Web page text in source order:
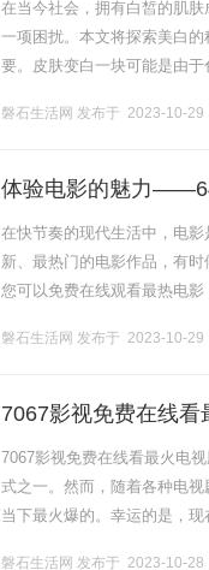
在当今社会，拥有白皙的肌
一项困扰。本文将探索美白
要。皮肤变白一块可能是由
一。因此，选.........
磐石生活网 发布于 2023-10-29
体验电影的魅力
在快节奏的现代生活中，电
新、最热门的电影作品，有
您可以免费在线观看最热电
电.........
磐石生活网 发布于 2023-10-29
7067影视免费在线看
7067影视免费在线看最火电
式之一。然而，随着各种电
当下最火爆的。幸运的是，
磐石生活网 发布于 2023-10-28